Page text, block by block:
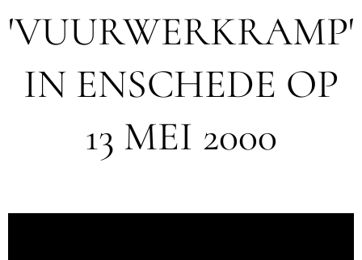
'VUURWERKRAMP'
IN ENSCHEDE OP
13 MEI 2000